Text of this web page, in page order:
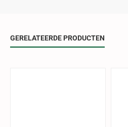
GERELATEERDE PRODUCTEN